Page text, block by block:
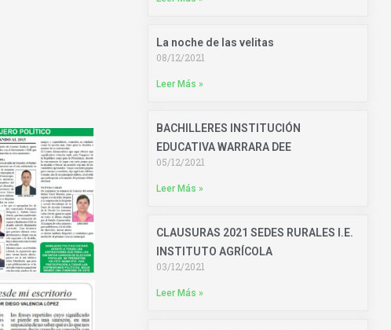
La noche de las velitas
08/12/2021
Leer Más »
BACHILLERES INSTITUCIÓN
EDUCATIVA WARRARA DEE
05/12/2021
Leer Más »
CLAUSURAS 2021 SEDES RURALES I.E.
INSTITUTO AGRÍCOLA
03/12/2021
Leer Más »